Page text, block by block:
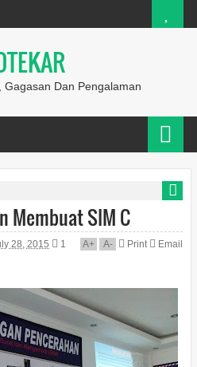
Gagasan Dan Pengalaman
Membuat SIM C
28, 2015 1 A+ A- Print Email